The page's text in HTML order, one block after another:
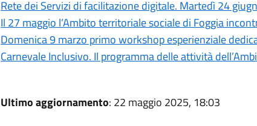
Rete dei Servizi di facilitazione digitale. Martedì 24
Il 27 maggio l’Ambito territoriale sociale di Foggia
Domenica 9 marzo primo workshop esperienziale
Carnevale Inclusivo. Il programma delle attività
Ultimo aggiornamento: 22 maggio 2025, 18:03